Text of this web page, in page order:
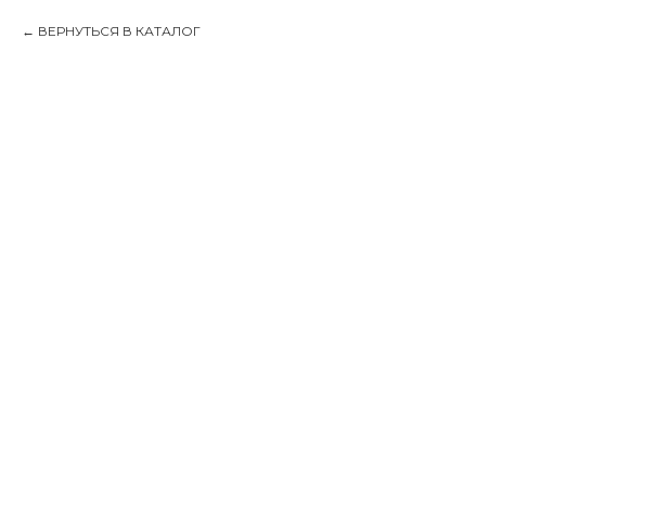
ВЕРНУТЬСЯ В КАТАЛОГ